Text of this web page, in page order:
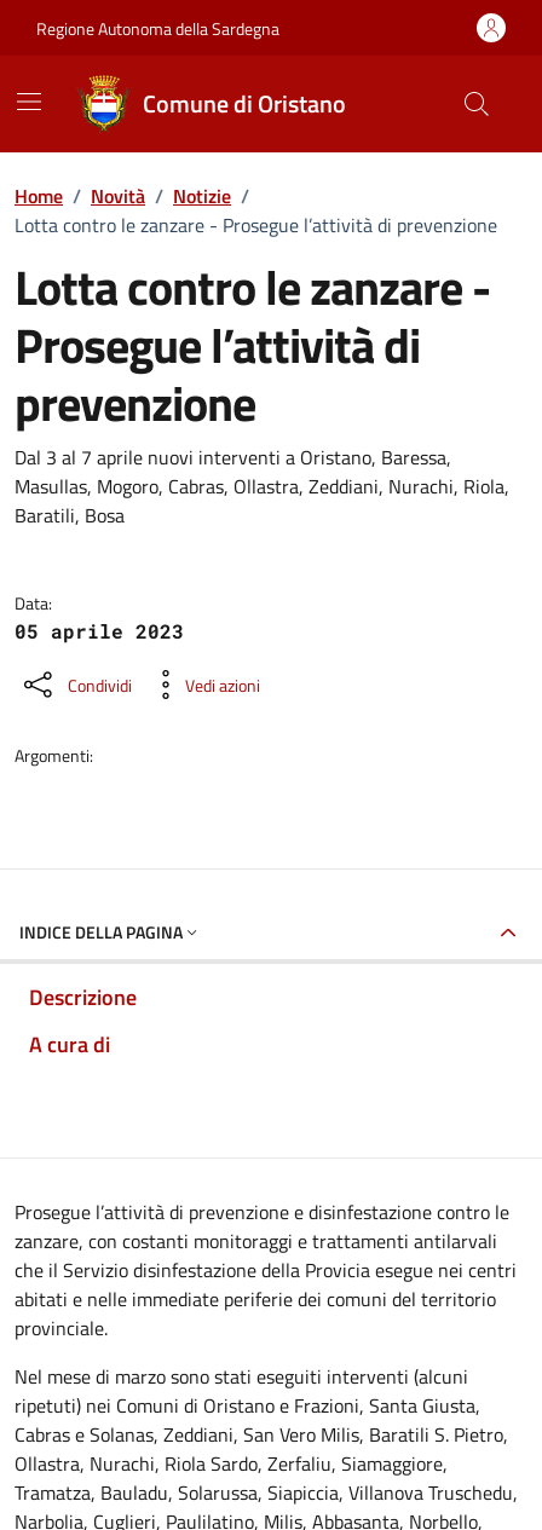
Regione Autonoma della Sardegna
Comune di Oristano
Home / Novità / Notizie /
Lotta contro le zanzare - Prosegue l’attività di prevenzione
Lotta contro le zanzare -
Prosegue l’attività di
prevenzione
Dettagli della notizia
Dal 3 al 7 aprile nuovi interventi a Oristano, Baressa,
Masullas, Mogoro, Cabras, Ollastra, Zeddiani, Nurachi, Riola,
Baratili, Bosa
Data:
05 aprile 2023
Condividi Vedi azioni
Argomenti:
INDICE DELLA PAGINA
Descrizione
A cura di
Prosegue l’attività di prevenzione e disinfestazione contro le
zanzare, con costanti monitoraggi e trattamenti antilarvali
che il Servizio disinfestazione della Provicia esegue nei centri
abitati e nelle immediate periferie dei comuni del territorio
provinciale.
Nel mese di marzo sono stati eseguiti interventi (alcuni
ripetuti) nei Comuni di Oristano e Frazioni, Santa Giusta,
Cabras e Solanas, Zeddiani, San Vero Milis, Baratili S. Pietro,
Ollastra, Nurachi, Riola Sardo, Zerfaliu, Siamaggiore,
Tramatza, Bauladu, Solarussa, Siapiccia, Villanova Truschedu,
Narbolia, Cuglieri, Paulilatino, Milis, Abbasanta, Norbello,